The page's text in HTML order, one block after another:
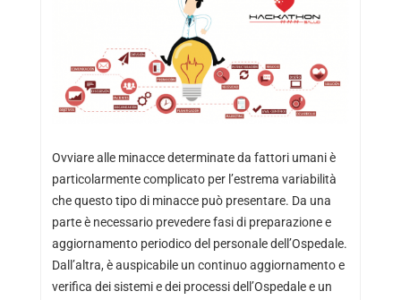
Ovviare alle minacce determinate da fattori umani è
particolarmente complicato per l’estrema variabilità
che questo tipo di minacce può presentare. Da una
parte è necessario prevedere fasi di preparazione e
aggiornamento periodico del personale dell’Ospedale.
Dall’altra, è auspicabile un continuo aggiornamento e
verifica dei sistemi e dei processi dell’Ospedale e un